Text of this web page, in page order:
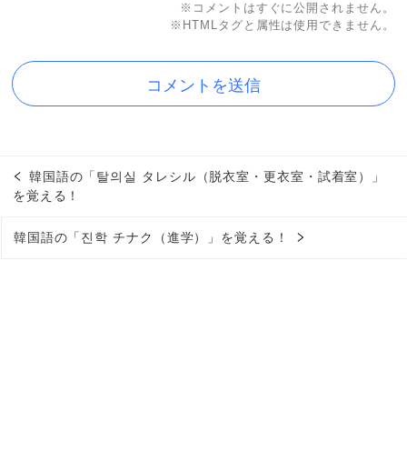
※コメントはすぐに公開されません。
※HTMLタグと属性は使用できません。
韓国語の「탈의실 タレシル（脱衣室・更衣室・試着室）」
を覚える！
韓国語の「진학 チナク（進学）」を覚える！